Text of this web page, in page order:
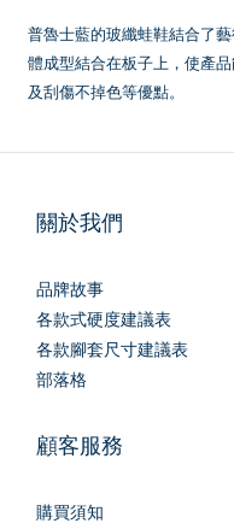
普魯士藍的玻纖蛙鞋結合了
體成型結合在板子上，使產
及刮傷不掉色等優點。
關於我們
品牌故事
各款式硬度建議表
各款腳套尺寸建議表
部落格
顧客服務
購買須知